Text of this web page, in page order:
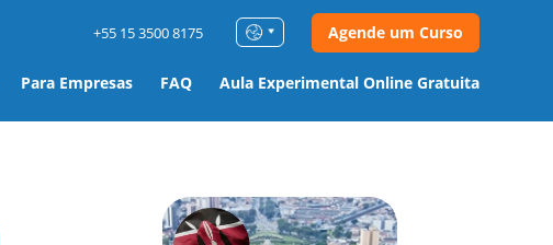
Para Empresas FAQ Aula Experimental Online Gratuita
+55 15 3500 8175 Agende um Curso